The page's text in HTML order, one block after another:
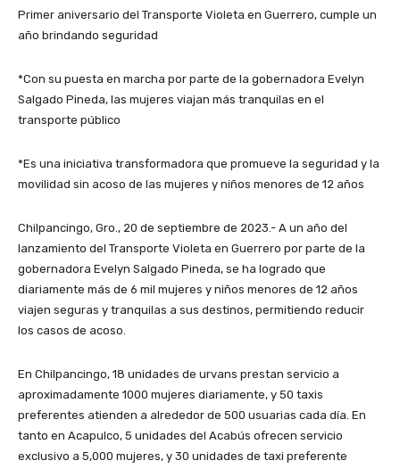
Primer aniversario del Transporte Violeta en Guerrero, cumple un
año brindando seguridad
*Con su puesta en marcha por parte de la gobernadora Evelyn
Salgado Pineda, las mujeres viajan más tranquilas en el
transporte público
*Es una iniciativa transformadora que promueve la seguridad y la
movilidad sin acoso de las mujeres y niños menores de 12 años
Chilpancingo, Gro., 20 de septiembre de 2023.- A un año del
lanzamiento del Transporte Violeta en Guerrero por parte de la
gobernadora Evelyn Salgado Pineda, se ha logrado que
diariamente más de 6 mil mujeres y niños menores de 12 años
viajen seguras y tranquilas a sus destinos, permitiendo reducir
los casos de acoso.
En Chilpancingo, 18 unidades de urvans prestan servicio a
aproximadamente 1000 mujeres diariamente, y 50 taxis
preferentes atienden a alrededor de 500 usuarias cada día. En
tanto en Acapulco, 5 unidades del Acabús ofrecen servicio
exclusivo a 5,000 mujeres, y 30 unidades de taxi preferente